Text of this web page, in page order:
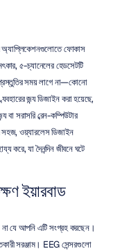
অ্যাপ্লিকেশনগুলোতে ফোকাস
৫-চ্যানেলের হেডসেটটি
প্রস্তুতির সময় লাগে না—কোনো
জন্য ডিজাইন করা হয়েছে,
সরাসরি ব্রেন-কম্পিউটার
সহজ, ওয়্যারলেস ডিজাইন
করে, যা দৈনন্দিন জীবনে ঘটে
ইয়ারবাড
সরঞ্জাম। EEG সেন্সরগুলো